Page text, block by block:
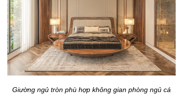
Giường ngủ tròn phù hợp không gian phòng ngủ cá